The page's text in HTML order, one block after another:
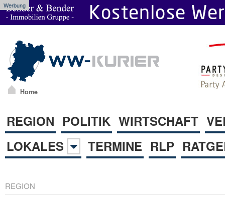
Werbung
Home
REGION POLITIK WIRTSCHAFT
LOKALES
TERMINE RLP
REGION